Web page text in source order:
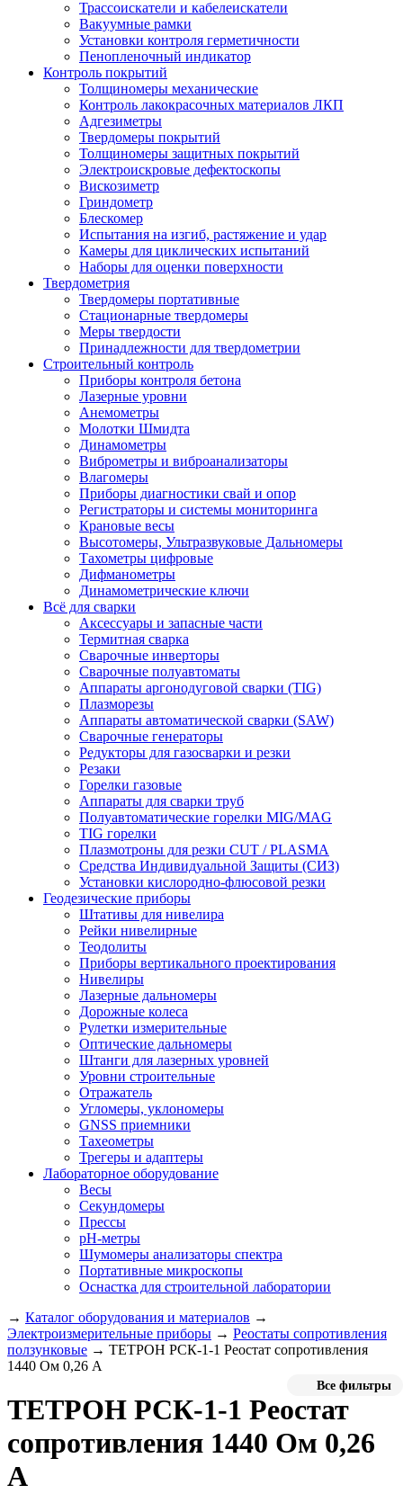
Трассоискатели и кабелеискатели
Вакуумные рамки
Установки контроля герметичности
Пенопленочный индикатор
Контроль покрытий
Толщиномеры механические
Контроль лакокрасочных материалов ЛКП
Адгезиметры
Твердомеры покрытий
Толщиномеры защитных покрытий
Электроискровые дефектоскопы
Вискозиметр
Гриндометр
Блескомер
Испытания на изгиб, растяжение и удар
Камеры для циклических испытаний
Наборы для оценки поверхности
Твердометрия
Твердомеры портативные
Стационарные твердомеры
Меры твердости
Принадлежности для твердометрии
Строительный контроль
Приборы контроля бетона
Лазерные уровни
Анемометры
Молотки Шмидта
Динамометры
Виброметры и виброанализаторы
Влагомеры
Приборы диагностики свай и опор
Регистраторы и системы мониторинга
Крановые весы
Высотомеры, Ультразвуковые Дальномеры
Тахометры цифровые
Дифманометры
Динамометрические ключи
Всё для сварки
Аксессуары и запасные части
Термитная сварка
Сварочные инверторы
Сварочные полуавтоматы
Аппараты аргонодуговой сварки (TIG)
Плазморезы
Аппараты автоматической сварки (SAW)
Сварочные генераторы
Редукторы для газосварки и резки
Резаки
Горелки газовые
Аппараты для сварки труб
Полуавтоматические горелки MIG/MAG
TIG горелки
Плазмотроны для резки CUT / PLASMA
Средства Индивидуальной Защиты (СИЗ)
Установки кислородно-флюсовой резки
Геодезические приборы
Штативы для нивелира
Рейки нивелирные
Теодолиты
Приборы вертикального проектирования
Нивелиры
Лазерные дальномеры
Дорожные колеса
Рулетки измерительные
Оптические дальномеры
Штанги для лазерных уровней
Уровни строительные
Отражатель
Угломеры, уклономеры
GNSS приемники
Тахеометры
Трегеры и адаптеры
Лабораторное оборудование
Весы
Секундомеры
Прессы
pH-метры
Шумомеры анализаторы спектра
Портативные микроскопы
Оснастка для строительной лаборатории
→ Каталог оборудования и материалов →
Электроизмерительные приборы → Реостаты сопротивления
ползунковые → ТЕТРОН РСК-1-1 Реостат сопротивления
1440 Ом 0,26 А
Все фильтры
ТЕТРОН РСК-1-1 Реостат
сопротивления 1440 Ом 0,26
А